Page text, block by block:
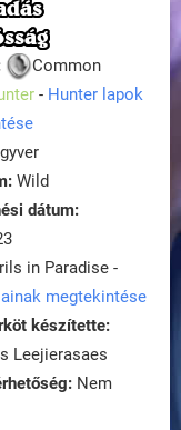
Common
- Hunter lapok
Wild
dátum:
in Paradise -
megtekintése
készítette:
Leejierasaes
Nem